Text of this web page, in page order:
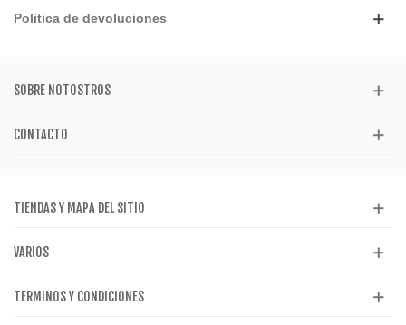
Politica de devoluciones
SOBRE NOTOSTROS
CONTACTO
TIENDAS Y MAPA DEL SITIO
VARIOS
TERMINOS Y CONDICIONES